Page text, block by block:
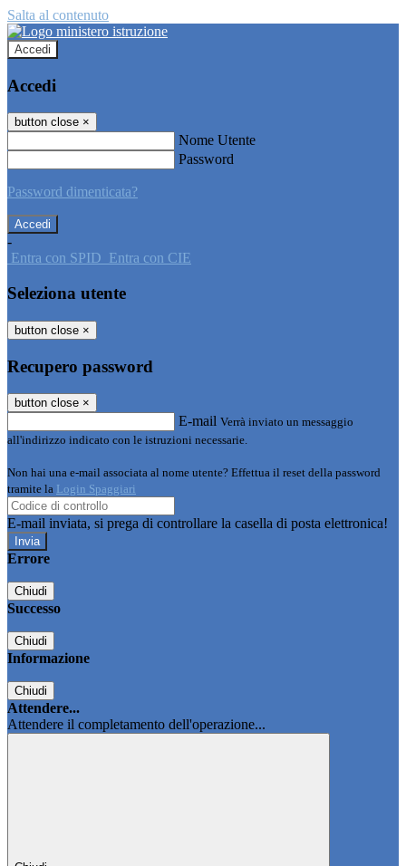
Salta al contenuto
Accedi
Accedi
button close ×
Nome Utente
Password
Password dimenticata?
-
Entra con SPID Entra con CIE
Seleziona utente
button close ×
Recupero password
button close ×
E-mail Verrà inviato un messaggio
all'indirizzo indicato con le istruzioni necessarie.
Non hai una e-mail associata al nome utente? Effettua il reset della password
tramite la Login Spaggiari
E-mail inviata, si prega di controllare la casella di posta elettronica!
Errore
Chiudi
Successo
Chiudi
Informazione
Chiudi
Attendere...
Attendere il completamento dell'operazione...